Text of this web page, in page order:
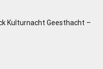
Kulturnacht Geesthacht –